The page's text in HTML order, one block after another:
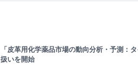
「皮革用化学薬品市場の動向分析・予測：
扱いを開始